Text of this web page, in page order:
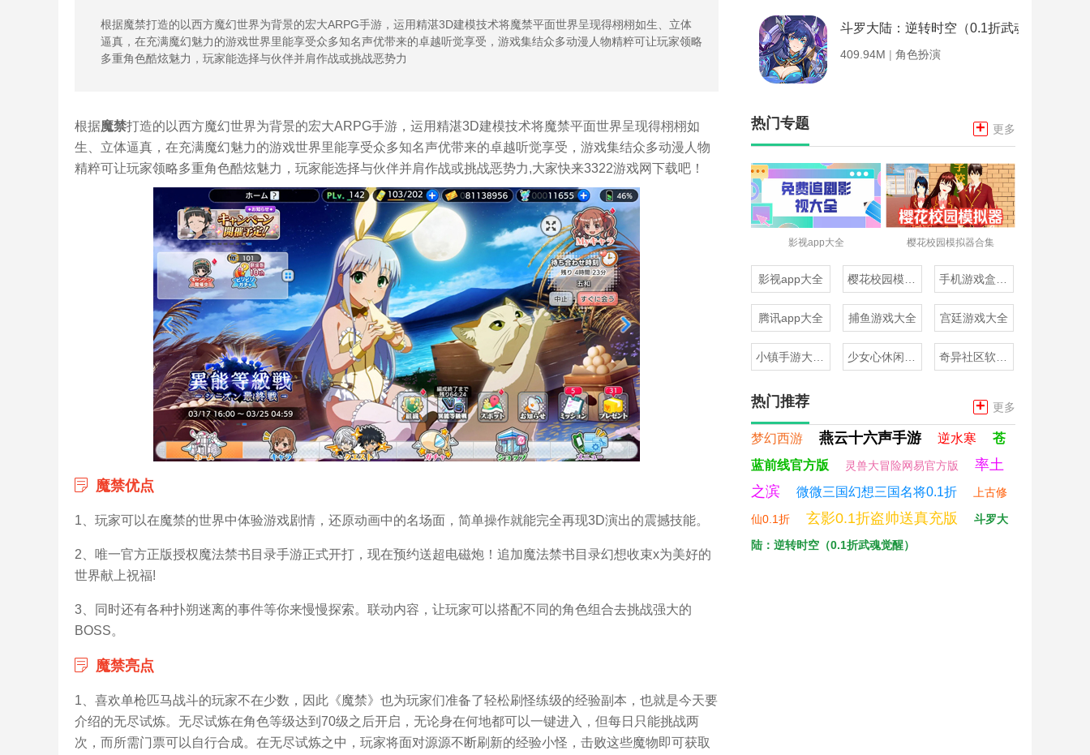
根据魔禁打造的以西方魔幻世界为背景的宏大ARPG手游，运用精湛3D建模技术将魔禁平面世界呈现得栩栩如生、立体
逼真，在充满魔幻魅力的游戏世界里能享受众多知名声优带来的卓越听觉享受，游戏集结众多动漫人物精粹可让玩家领略
多重角色酷炫魅力，玩家能选择与伙伴并肩作战或挑战恶势力
根据魔禁打造的以西方魔幻世界为背景的宏大ARPG手游，运用精湛3D建模技术将魔禁平面世界呈现得栩栩如
生、立体逼真，在充满魔幻魅力的游戏世界里能享受众多知名声优带来的卓越听觉享受，游戏集结众多动漫人物
精粹可让玩家领略多重角色酷炫魅力，玩家能选择与伙伴并肩作战或挑战恶势力,大家快来3322游戏网下载吧！
魔禁优点
1、玩家可以在魔禁的世界中体验游戏剧情，还原动画中的名场面，简单操作就能完全再现3D演出的震撼技能。
2、唯一官方正版授权魔法禁书目录手游正式开打，现在预约送超电磁炮！追加魔法禁书目录幻想收束x为美好的
世界献上祝福!
3、同时还有各种扑朔迷离的事件等你来慢慢探索。联动内容，让玩家可以搭配不同的角色组合去挑战强大的
BOSS。
魔禁亮点
1、喜欢单枪匹马战斗的玩家不在少数，因此《魔禁》也为玩家们准备了轻松刷怪练级的经验副本，也就是今天要
介绍的无尽试炼。无尽试炼在角色等级达到70级之后开启，无论身在何地都可以一键进入，但每日只能挑战两
次，而所需门票可以自行合成。在无尽试炼之中，玩家将面对源源不断刷新的经验小怪，击败这些魔物即可获取
斗罗大陆：逆转时空（0.1折武魂觉醒）
409.94M | 角色扮演
热门专题 + 更多
影视app大全 樱花校园模拟器合集
影视app大全
腾讯app大全 捕鱼游戏大全 宫廷游戏大全
热门推荐 + 更多
梦幻西游 燕云十六声手游 逆水寒
苍
蓝前线官方版
灵兽大冒险网易官方版
率土
之滨
微微三国幻想三国名将0.1折 上古修
仙0.1折 玄影0.1折盗帅送真充版
斗罗大
陆：逆转时空（0.1折武魂觉醒）